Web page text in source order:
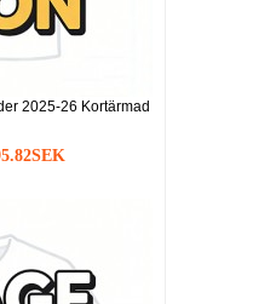
2025-26 Kortärmad